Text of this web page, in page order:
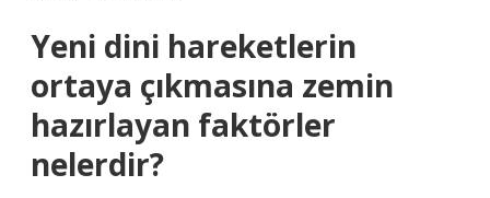
Yeni dini hareketlerin
ortaya çıkmasına zemin
hazırlayan faktörler
nelerdir?